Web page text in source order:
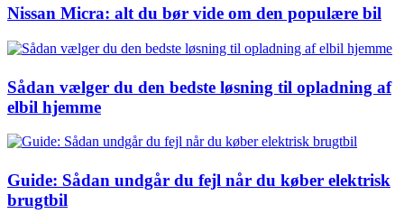
Nissan Micra: alt du bør vide om den populære bil
Sådan vælger du den bedste løsning til opladning af
elbil hjemme
Guide: Sådan undgår du fejl når du køber elektrisk
brugtbil